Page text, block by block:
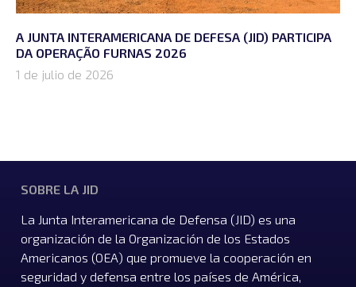
A JUNTA INTERAMERICANA DE DEFESA (JID) PARTICIPA
DA OPERAÇÃO FURNAS 2026
1 de julio de 2026
SOBRE LA JID
La Junta Interamericana de Defensa (JID) es una
organización de la Organización de los Estados
Americanos (OEA) que promueve la cooperación en
seguridad y defensa entre los países de América,